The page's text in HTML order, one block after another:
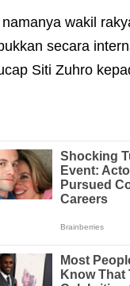
namanya wakil
secara
Siti Zuhro